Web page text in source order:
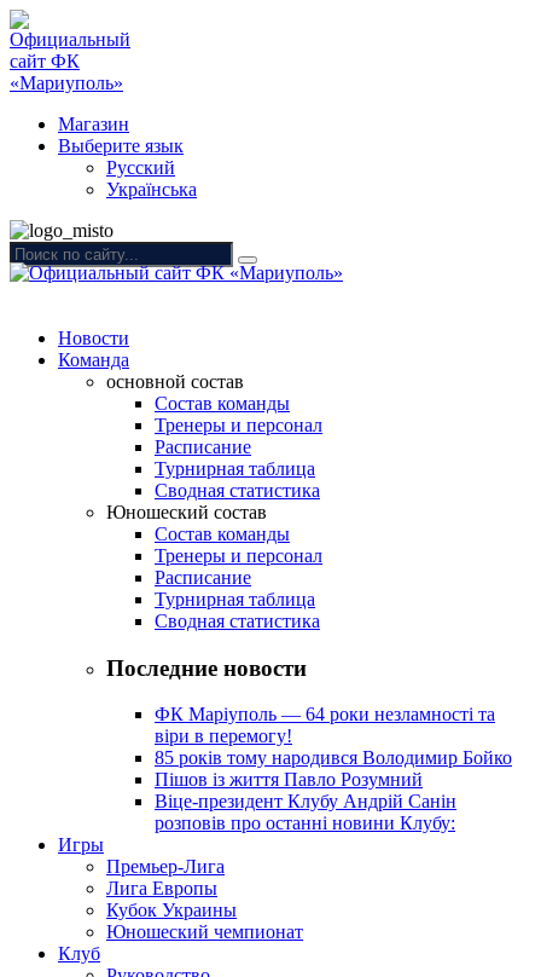
Магазин
Выберите язык
Русский
Українська
Новости
Команда
основной состав
Состав команды
Тренеры и персонал
Расписание
Турнирная таблица
Сводная статистика
Юношеский состав
Состав команды
Тренеры и персонал
Расписание
Турнирная таблица
Сводная статистика
Последние новости
ФК Маріуполь — 64 роки незламності та
віри в перемогу!
85 років тому народився Володимир Бойко
Пішов із життя Павло Розумний
Віце-президент Клубу Андрій Санін
розповів про останні новини Клубу:
Игры
Премьер-Лига
Лига Европы
Кубок Украины
Юношеский чемпионат
Клуб